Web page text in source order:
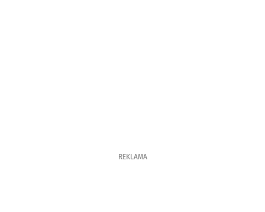
REKLAMA